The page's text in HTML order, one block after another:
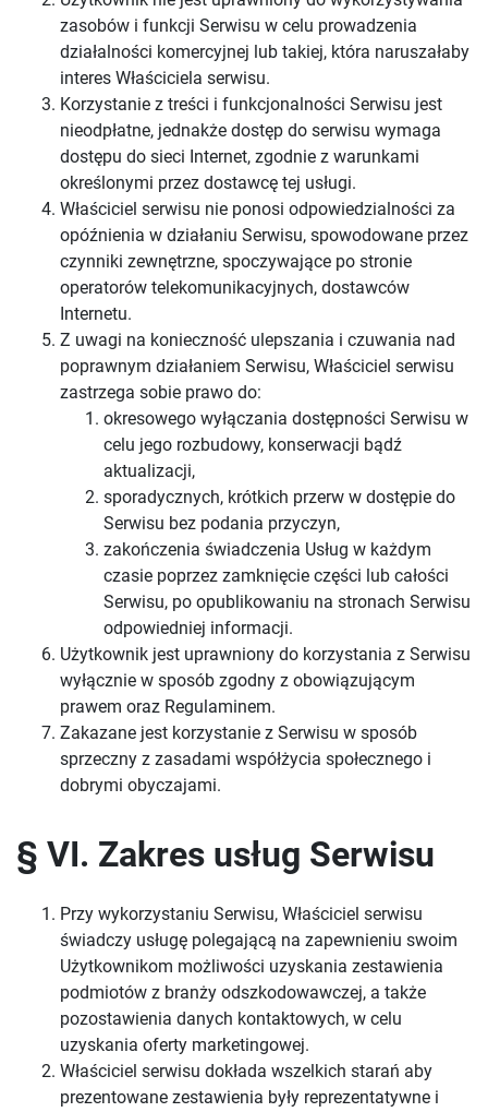
zasobów i funkcji Serwisu w celu prowadzenia
działalności komercyjnej lub takiej, która naruszałaby
interes Właściciela serwisu.
Korzystanie z treści i funkcjonalności Serwisu jest
nieodpłatne, jednakże dostęp do serwisu wymaga
dostępu do sieci Internet, zgodnie z warunkami
określonymi przez dostawcę tej usługi.
Właściciel serwisu nie ponosi odpowiedzialności za
opóźnienia w działaniu Serwisu, spowodowane przez
czynniki zewnętrzne, spoczywające po stronie
operatorów telekomunikacyjnych, dostawców
Internetu.
Z uwagi na konieczność ulepszania i czuwania nad
poprawnym działaniem Serwisu, Właściciel serwisu
zastrzega sobie prawo do:
okresowego wyłączania dostępności Serwisu w
celu jego rozbudowy, konserwacji bądź
aktualizacji,
sporadycznych, krótkich przerw w dostępie do
Serwisu bez podania przyczyn,
zakończenia świadczenia Usług w każdym
czasie poprzez zamknięcie części lub całości
Serwisu, po opublikowaniu na stronach Serwisu
odpowiedniej informacji.
Użytkownik jest uprawniony do korzystania z Serwisu
wyłącznie w sposób zgodny z obowiązującym
prawem oraz Regulaminem.
Zakazane jest korzystanie z Serwisu w sposób
sprzeczny z zasadami współżycia społecznego i
dobrymi obyczajami.
§ VI. Zakres usług Serwisu
Przy wykorzystaniu Serwisu, Właściciel serwisu
świadczy usługę polegającą na zapewnieniu swoim
Użytkownikom możliwości uzyskania zestawienia
podmiotów z branży odszkodowawczej, a także
pozostawienia danych kontaktowych, w celu
uzyskania oferty marketingowej.
Właściciel serwisu dokłada wszelkich starań aby
prezentowane zestawienia były reprezentatywne i